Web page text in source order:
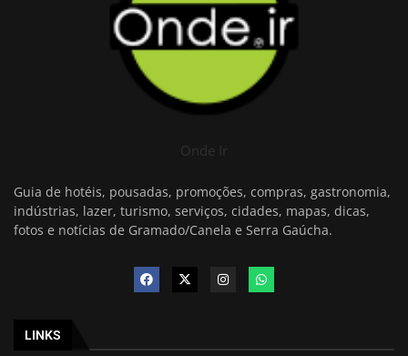
Onde Ir
Guia de hotéis, pousadas, promoções, compras, gastronomia,
indústrias, lazer, turismo, serviços, cidades, mapas, dicas,
fotos e notícias de Gramado/Canela e Serra Gaúcha.
LINKS